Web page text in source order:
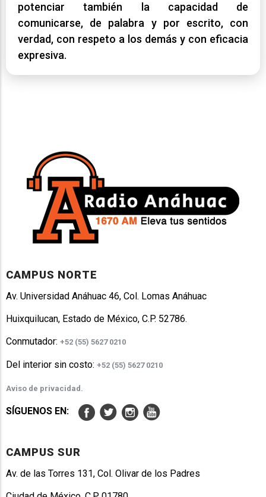
potenciar también la capacidad de
comunicarse, de palabra y por escrito, con
verdad, con respeto a los demás y con eficacia
expresiva.
CAMPUS NORTE
Av. Universidad Anáhuac 46, Col. Lomas Anáhuac
Huixquilucan, Estado de México, C.P. 52786.
Conmutador: +52 (55) 5627 0210
Del interior sin costo: +52 (55) 5627 0210
Aviso de privacidad.
SÍGUENOS EN:
CAMPUS SUR
Av. de las Torres 131, Col. Olivar de los Padres